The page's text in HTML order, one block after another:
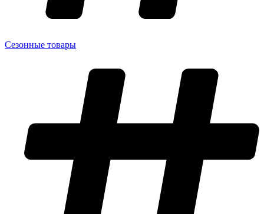
Сезонные товары